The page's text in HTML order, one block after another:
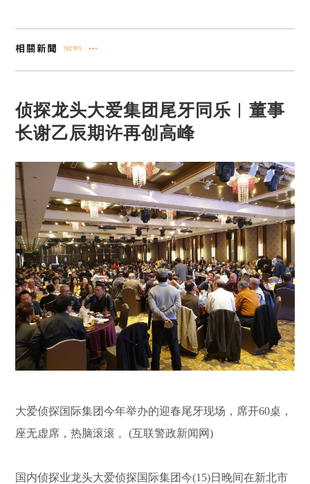
侦探龙头大爱集团尾牙同乐︱董事
长谢乙辰期许再创高峰
大爱侦探国际集团今年举办的迎春尾牙现场，席开60桌，
座无虚席，热脑滚滚 。(互联警政新闻网)
国内侦探业龙头大爱侦探国际集团今(15)日晚间在新北市